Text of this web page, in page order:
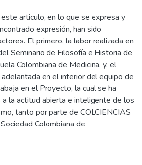
articulo, en lo que se expresa y
expresión, han sido
El primero, la labor realizada en
Seminario de Filosofía e Historia de
Colombiana de Medicina, y, el
en el interior del equipo de
en el Proyecto, la cual se ha
a la actitud abierta e inteligente de los
tanto por parte de COLCIENCIAS
Colombiana de